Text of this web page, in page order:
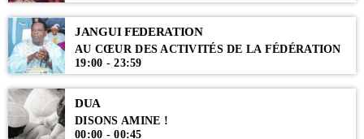
JANGUI FEDERATION
AU CŒUR DES ACTIVITÉS DE LA FÉDÉRATION
19:00 - 23:59
DUA
DISONS AMINE !
00:00 - 00:45